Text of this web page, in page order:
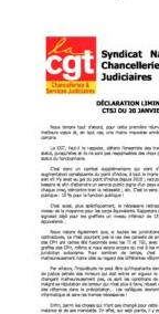
ADHÉSION
ESPACE MILITANT